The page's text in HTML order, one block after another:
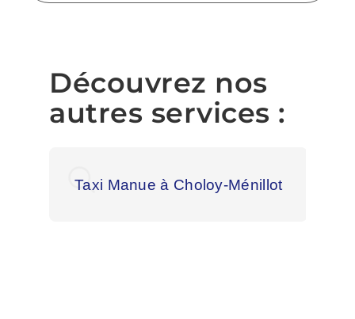
Découvrez nos
autres services :
Taxi Manue à Choloy-Ménillot